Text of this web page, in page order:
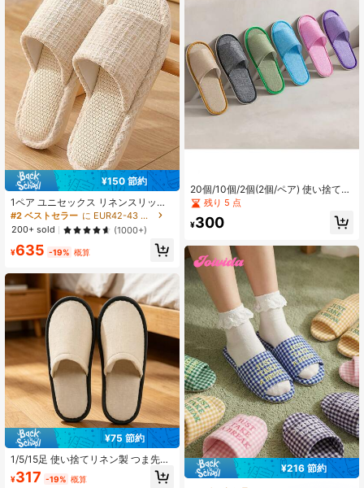
¥150 節約
1ペア ユニセックス リネンスリッ
パ、吸湿速乾 滑り止め 室内スリッ
パ、通気性の良い メンズ レディース
用、オールシーズン断熱、ガレンタ
イン、子犬、カーニバル、パーティ
ー装飾、シューズ、春夏ピック、ブ
ルームデコ、ビーチ、旅行、メン
ズ、レディース、バケーション、か
わいいもの、母の日ギフト、ベッド
ルームデコ、ガーデン、キッチンデ
コ、夏、ビーチ、旅行必需品、部屋
の装飾、スクイージー、卒業、シュ
ーズラック、収納セーバー、アウト
ドア、ガーデン、旅行必需品、ポー
タブル、ビーチ必需品、卒業シーズ
ン、卒業式、卒業式、卒業ギフト、
卒業プレゼント、卒業ギフト、卒業
プレゼント、おめでとう卒業生、お
めでとう卒業生、優等生、学校卒
業、卒業パーティー
#2 ベストセラー
に EUR42-43 ホームスリッパ
200+ sold
(1000+)
¥635 -19% 概算
¥75 節約
1/5/15足 使い捨てリネン製 つま先閉
じスリッパ、通気性 滑り止め 室内用
ホームスリッパ、ホテルゲスト、ス
¥317 -19% 概算
フト、部屋、ビーチ、旅行、男性
用、女性用、バケーション、かわい
いもの、母の日ギフト、ガーデン、
夏、ビーチ、スクイージー、卒業、
シューズラック、収納セーバー、卒
業式、おめでとう卒業、卒業パーテ
ィー
20個/10個/2個(2個/ペア) 使い捨てス
リッパ、室内スリッパ、プラッシュ
スリッパ、使い捨てホテルスリッ
パ、ユニセックススリッパ、航空旅
掃用品、家庭用品、学校用品に適し
ています。旅行、ホテル、家庭での
使用に適しています。ビーチサンダ
ル、トラベルスリッパ、バスルーム
スリッパ、軽量
残り 5 点
¥300
¥216 節約